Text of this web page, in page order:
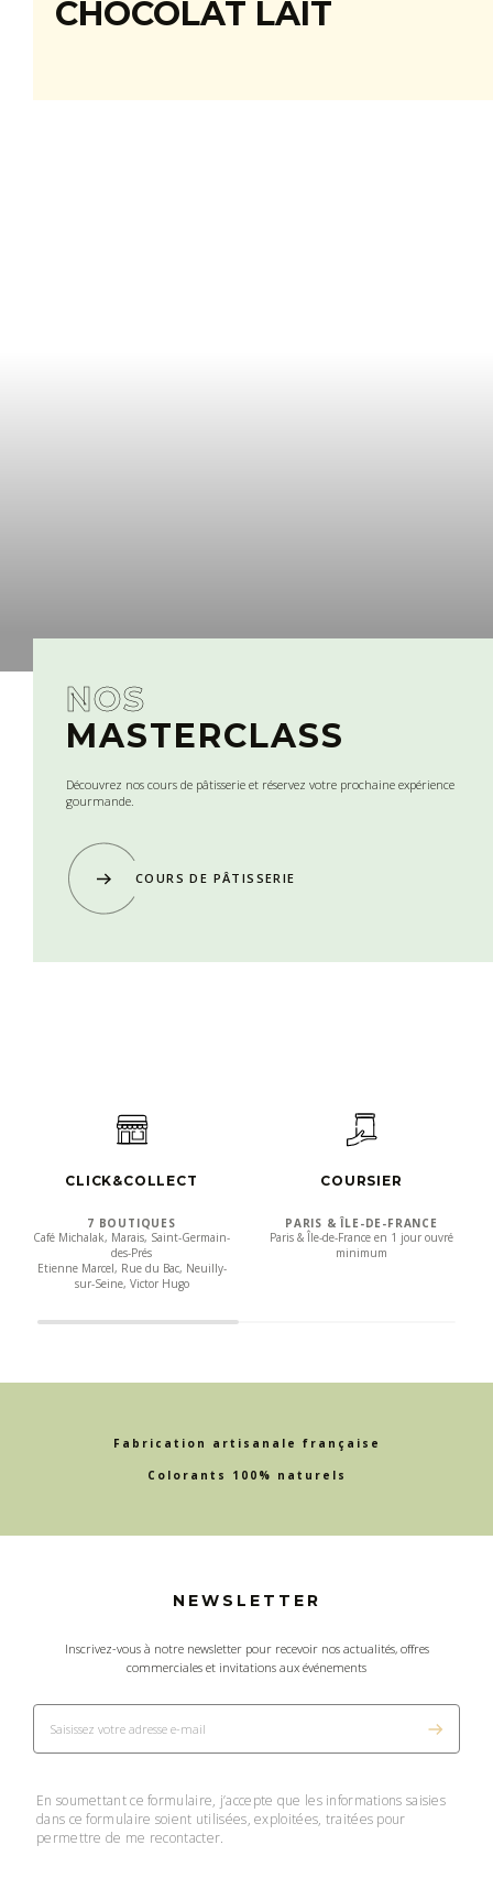
CHOCOLAT LAIT
NOS
MASTERCLASS
Découvrez nos cours de pâtisserie et réservez votre prochaine expérience
gourmande.
COURS DE PÂTISSERIE
CLICK&COLLECT
7 BOUTIQUES
Café Michalak, Marais, Saint-Germain-
des-Prés
Etienne Marcel, Rue du Bac, Neuilly-
sur-Seine, Victor Hugo
COURSIER
PARIS & ÎLE-DE-FRANCE
Paris & Île-de-France en 1 jour ouvré
minimum
Fabrication artisanale française
Colorants 100% naturels
NEWSLETTER
Inscrivez-vous à notre newsletter pour recevoir nos actualités, offres
commerciales et invitations aux événements
En soumettant ce formulaire, j’accepte que les informations saisies
dans ce formulaire soient utilisées, exploitées, traitées pour
permettre de me recontacter.